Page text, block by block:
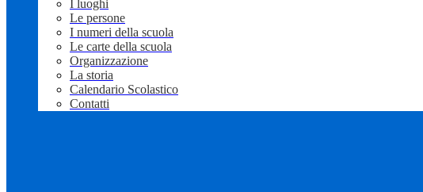
I luoghi
Le persone
I numeri della scuola
Le carte della scuola
Organizzazione
La storia
Calendario Scolastico
Contatti